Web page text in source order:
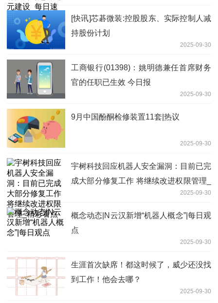
[快讯]芯碁微装:控股股东、实际控制人减
持股份计划
2025-09-30
工商银行(01398)：姚明德兼任首席财务
官的任职已生效 今日报
2025-09-30
9月中国酚酮检修装置11套|热议
2025-09-30
宇树科技回应机器人安全漏洞：目前已完
成大部分修复工作 将继续改进权限管理_
2025-09-30
概念动态|N云汉新增“机器人概念”|每日观
点
2025-09-30
生涯首次缺席！都这时候了，威少还没找
到工作！他会去哪？
2025-09-30